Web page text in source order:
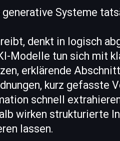
Systeme
denkt in logisch
Modelle tun sich mit
erklärende
kurz gefasste
schnell
wirken strukturierte
lassen.